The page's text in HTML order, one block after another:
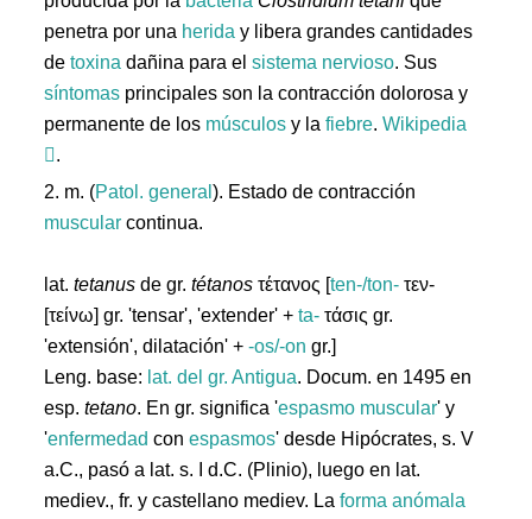
penetra por una herida y libera grandes cantidades
detoxina dañina para elsistema nervioso. Sus
síntomas principales son la contracción dolorosa y
permanente de los músculos y lafiebre.Wikipedia
.
2. m. (Patol. general). Estado de contracción
muscular continua.
lat.tetanus de gr. tétanos τέτανος [ten-/ton- τεν-
[τείνω] gr. 'tensar', 'extender' +ta- τάσις gr.
'extensión', dilatación' +-os/-on gr.]
Leng. base: lat. del gr. Antigua. Docum. en 1495 en
esp.tetano. En gr.significa 'espasmo muscular' y
'enfermedad conespasmos' desde Hipócrates, s. V
a.C., pasó a lat. s. I d.C. (Plinio), luego en lat.
mediev., fr. y castellano mediev. Laforma anómala